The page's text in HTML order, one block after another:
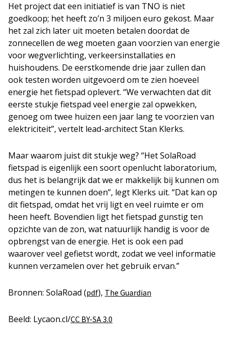
Het project dat een initiatief is van TNO is niet
goedkoop; het heeft zo’n 3 miljoen euro gekost. Maar
het zal zich later uit moeten betalen doordat de
zonnecellen de weg moeten gaan voorzien van energie
voor wegverlichting, verkeersinstallaties en
huishoudens. De eerstkomende drie jaar zullen dan
ook testen worden uitgevoerd om te zien hoeveel
energie het fietspad oplevert. “We verwachten dat dit
eerste stukje fietspad veel energie zal opwekken,
genoeg om twee huizen een jaar lang te voorzien van
elektriciteit”, vertelt lead-architect Stan Klerks.
Maar waarom juist dit stukje weg? “Het SolaRoad
fietspad is eigenlijk een soort openlucht laboratorium,
dus het is belangrijk dat we er makkelijk bij kunnen om
metingen te kunnen doen”, legt Klerks uit. “Dat kan op
dit fietspad, omdat het vrij ligt en veel ruimte er om
heen heeft. Bovendien ligt het fietspad gunstig ten
opzichte van de zon, wat natuurlijk handig is voor de
opbrengst van de energie. Het is ook een pad
waarover veel gefietst wordt, zodat we veel informatie
kunnen verzamelen over het gebruik ervan.”
Bronnen: SolaRoad (pdf), The Guardian
Beeld: Lycaon.cl/CC BY-SA 3.0